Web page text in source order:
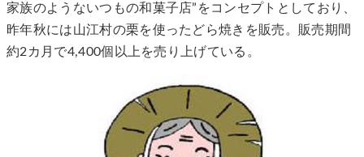
家族のようないつもの和菓子店”をコンセプトとしており、
昨年秋には山江村の栗を使ったどら焼きを販売。販売期間
約2カ月で4,400個以上を売り上げている。